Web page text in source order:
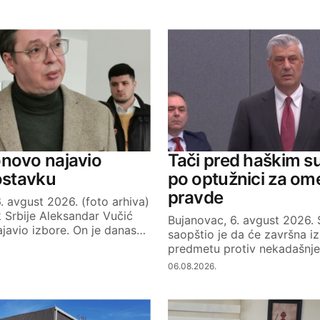
Your E-mail
najavio
avgust 2026. (foto arhiva)
Srbije Aleksandar Vučić
izbore. On je danas…
Tači pred haškim
po optužnici za
pravde
Bujanovac, 6. avgust 2026.
saopštio je da će završna
predmetu protiv
06.08.2026.